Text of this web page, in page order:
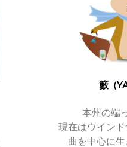
籔（
本州の端
現在はウイン
曲を中心に生